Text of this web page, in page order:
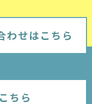
わせはこちら
ちら